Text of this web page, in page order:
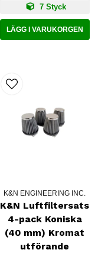
7 Styck
LÄGG I VARUKORGEN
K&N ENGINEERING INC.
K&N Luftfiltersats
4-pack Koniska
(40 mm) Kromat
utförande